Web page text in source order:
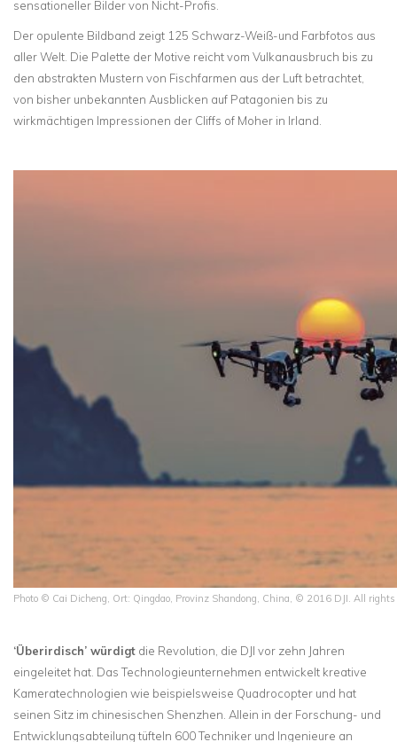
sensationeller Bilder von Nicht-Profis.
Der opulente Bildband zeigt 125 Schwarz-Weiß-und Farbfotos aus
aller Welt. Die Palette der Motive reicht vom Vulkanausbruch bis zu
den abstrakten Mustern von Fischfarmen aus der Luft betrachtet,
von bisher unbekannten Ausblicken auf Patagonien bis zu
wirkmächtigen Impressionen der Cliffs of Moher in Irland.
Photo © Cai Dicheng, Ort: Qingdao, Provinz Shandong, China, © 2016 DJI. All
‘Überirdisch’ würdigt die Revolution, die DJI vor zehn Jahren
eingeleitet hat. Das Technologieunternehmen entwickelt kreative
Kameratechnologien wie beispielsweise Quadrocopter und hat
seinen Sitz im chinesischen Shenzhen. Allein in der Forschung- und
Entwicklungsabteilung tüfteln 600 Techniker und Ingenieure an